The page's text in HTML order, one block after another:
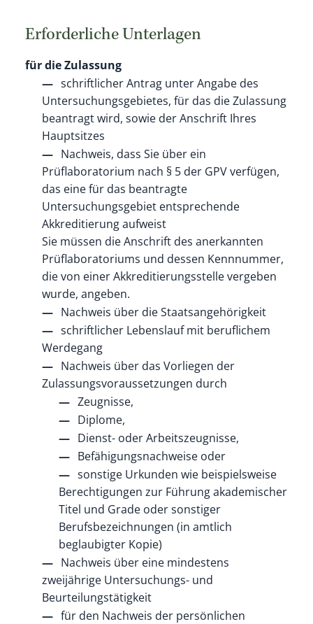
Erforderliche Unterlagen
für die Zulassung
schriftlicher Antrag unter Angabe des
Untersuchungsgebietes, für das die Zulassung
beantragt wird, sowie der Anschrift Ihres
Hauptsitzes
Nachweis, dass Sie über ein
Prüflaboratorium nach § 5 der GPV verfügen,
das eine für das beantragte
Untersuchungsgebiet entsprechende
Akkreditierung aufweist
Sie müssen die Anschrift des anerkannten
Prüflaboratoriums und dessen Kennnummer,
die von einer Akkreditierungsstelle vergeben
wurde, angeben.
Nachweis über die Staatsangehörigkeit
schriftlicher Lebenslauf mit beruflichem
Werdegang
Nachweis über das Vorliegen der
Zulassungsvoraussetzungen durch
Zeugnisse,
Diplome,
Dienst- oder Arbeitszeugnisse,
Befähigungsnachweise oder
sonstige Urkunden wie beispielsweise
Berechtigungen zur Führung akademischer
Titel und Grade oder sonstiger
Berufsbezeichnungen (in amtlich
beglaubigter Kopie)
Nachweis über eine mindestens
zweijährige Untersuchungs- und
Beurteilungstätigkeit
für den Nachweis der persönlichen